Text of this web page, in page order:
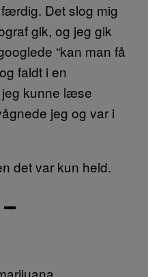
Det slog mig
gik, og jeg gik
“kan man få
faldt i en
kunne læse
jeg og var i
det var kun held.
–